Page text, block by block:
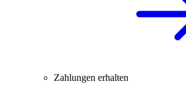
Zahlungen erhalten